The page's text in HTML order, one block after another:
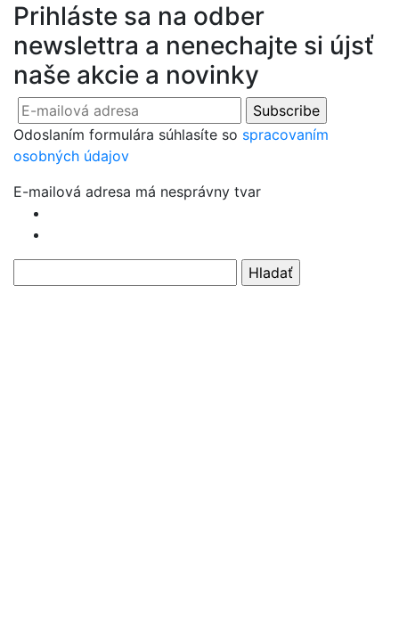
Prihláste sa na odber
newslettra a nenechajte si újsť
naše akcie a novinky
Odoslaním formulára súhlasíte so spracovaním
osobných údajov
E-mailová adresa má nesprávny tvar